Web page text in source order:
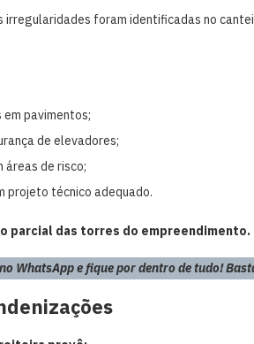
irregularidades foram identificadas no
pavimentos;
de elevadores;
áreas de risco;
projeto técnico adequado.
parcial das torres do empreendimento.
WhatsApp e fique por dentro de tudo!